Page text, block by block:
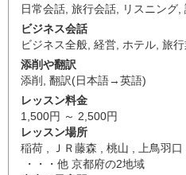
日常会話 旅行会話 リスニング
ビジネス会話
ビジネス全般 経営 ホテル 旅
添削や翻訳
添削 翻訳(日本語→英語)
レッスン料金
1,500円 ～ 2,500円
レッスン場所
稲荷 , ＪＲ藤森 , 桃山 , 上鳥羽
・・・他 京都府の2地域